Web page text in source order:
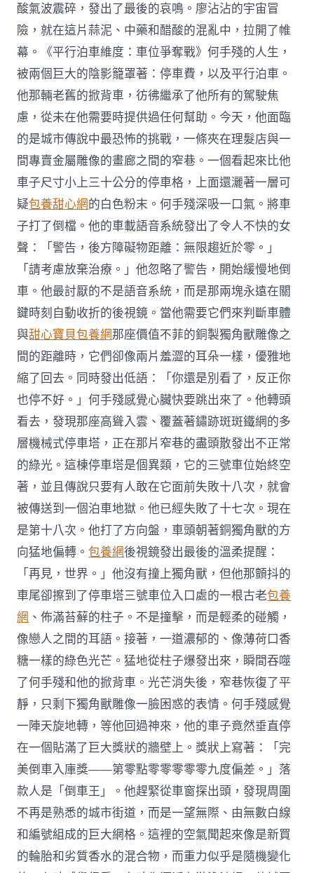
酸氣波震碎，發出了最後的哀鳴。廖沾沾的宇宙冒
險，就在這片蒜泥、中藥和醋酸的混亂中，拉開了帷
幕。《平行泊車維度：車位爭奪戰》何手殘的人生，
被兩個巨大的陰影籠罩著：停車費，以及平行泊車。
他那輛老舊的掀背車，彷彿繼承了他所有的駕駛焦
慮，從未在他需要時提供過任何幫助。今天，他面臨
的是城市傳說中最恐怖的挑戰，一條夾在理髮店與一
間專賣金屬雕像的畫廊之間的窄巷。一個看起來比他
車子尺寸小上三十公分的停車格，上面還灑著一層可
疑包養甜心網的白色粉末。何手殘深吸一口氣。將車
子打了倒檔。他的車載語音系統發出了令人不快的女
聲：「警告，後方障礙物距離：無限趨近於零。」
「請考慮放棄治療。」他忽略了警告，開始緩慢地倒
車。他最討厭的不是語音系統，而是那兩塊永遠在關
鍵時刻自動收折的後視鏡。當他需要它們來判斷車體
與甜心寶貝包養網那座價值不菲的銅製獨角獸雕像之
間的距離時，它們卻像兩片羞澀的耳朵一樣，優雅地
縮了回去。同時發出低語：「你還是別看了，反正你
也停不好。」何手殘感覺心臟快要跳出來了。他轉頭
看去，發現那座高聳入雲、覆蓋著鏽跡斑斑鐵網的多
層機械式停車塔，正在那片窄巷的盡頭散發出不正常
的綠光。這棟停車塔是個異類，它的三號車位始終空
著，並且傳說只要有人敢在它面前失敗十八次，就會
被傳送到一個泊車地獄。他已經失敗了十七次。現在
是第十八次。他打了方向盤，車頭朝著銅獨角獸的方
向猛地偏轉。包養網後視鏡發出最後的溫柔提醒：
「再見，世界。」他沒有撞上獨角獸，但他那顫抖的
車尾卻擦到了停車塔三號車位入口處的一根古老包養
網 、佈滿苔蘚的柱子。不是撞擊，而是輕柔的碰觸，
像戀人之間的耳語。接著，一道濃郁的、像薄荷口香
糖一樣的綠色光芒。猛地從柱子爆發出來，瞬間吞噬
了何手殘和他的掀背車。光芒消失後，窄巷恢復了平
靜，只剩下獨角獸雕像一臉困惑的表情。何手殘感覺
一陣天旋地轉，等他回過神來，他的車子竟然垂直停
在一個貼滿了巨大獎狀的牆壁上。獎狀上寫著：「完
美倒車入庫獎——第零點零零零零零九度偏差。」落
款人是「倒車王」。他趕緊從車窗探出頭，發現周圍
不再是熟悉的城市街道，而是一望無際、由無數白線
和編號組成的巨大網格。這裡的空氣聞起來像是新買
的輪胎和劣質香水的混合物，而重力似乎是隨機變化